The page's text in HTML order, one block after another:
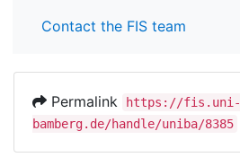
Contact the FIS team
Permalink
https://fis.uni-
bamberg.de/handle/uniba/8385